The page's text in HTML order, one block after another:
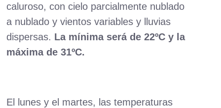
caluroso, con cielo parcialmente nublado
a nublado y vientos variables y lluvias
dispersas. La mínima será de 22ºC y la
máxima de 31ºC.
El lunes y el martes, las temperaturas